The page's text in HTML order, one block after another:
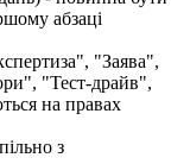
абзаці
"Заява",
"Тест-драйв",
на правах
з